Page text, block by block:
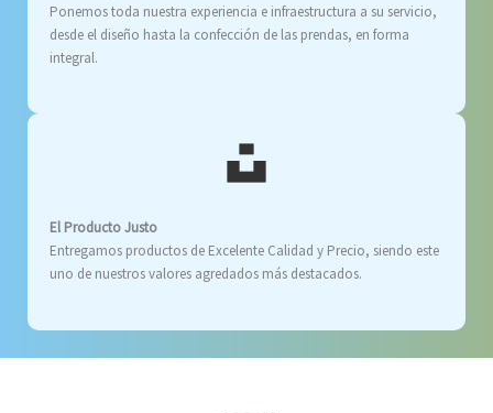
Ponemos toda nuestra experiencia e infraestructura a su servicio,
desde el diseño hasta la confección de las prendas, en forma
integral.
El Producto Justo
Entregamos productos de Excelente Calidad y Precio, siendo este
uno de nuestros valores agredados más destacados.